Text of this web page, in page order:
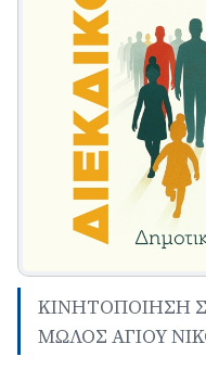
ΚΙΝΗΤΟΠΟΙΗΣΗ
ΜΩΛΟΣ ΑΓΙΟΥ